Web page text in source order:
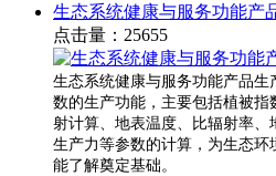
生态系统健康与服务功能产
点击量：25655
生态系统健康与服务功能产品
数的生产功能，主要包括植被
射计算、地表温度、比辐射率
生产力等参数的计算，为生态
能了解奠定基础。